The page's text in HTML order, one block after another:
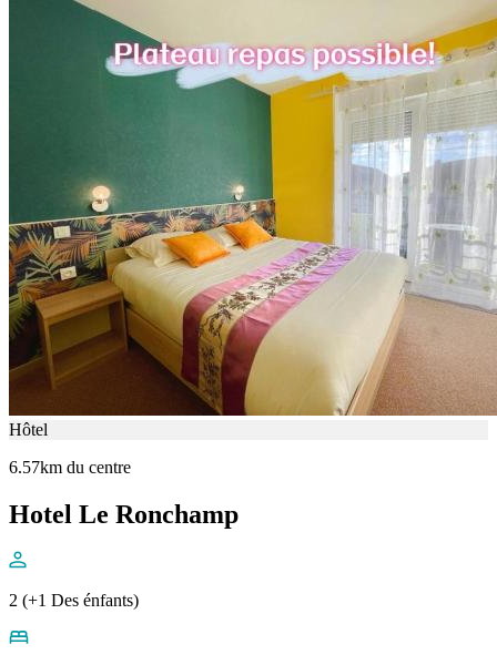
Hôtel
6.57km du centre
Hotel Le Ronchamp
2 (+1 Des énfants)